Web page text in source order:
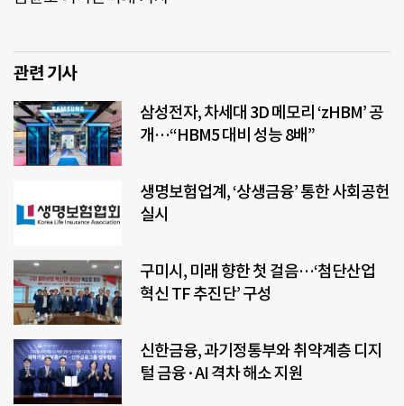
관련 기사
삼성전자, 차세대 3D 메모리 ‘zHBM’ 공
개…“HBM5 대비 성능 8배”
생명보험업계, ‘상생금융’ 통한 사회공헌
실시
구미시, 미래 향한 첫 걸음…‘첨단산업
혁신 TF 추진단’ 구성
신한금융, 과기정통부와 취약계층 디지
털 금융·AI 격차 해소 지원